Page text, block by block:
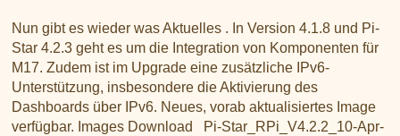
Nun gibt es wieder was Aktuelles . In Version 4.1.8 und Pi-
Star 4.2.3 geht es um die Integration von Komponenten für
M17. Zudem ist im Upgrade eine zusätzliche IPv6-
Unterstützung, insbesondere die Aktivierung des
Dashboards über IPv6. Neues, vorab aktualisiertes Image
verfügbar. Images Download Pi-Star_RPi_V4.2.2_10-Apr-